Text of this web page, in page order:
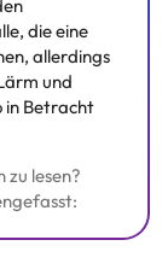
die eine
allerdings
und
in Betracht
zu lesen?